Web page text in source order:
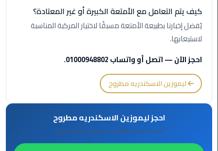
مطار
برج
العرب
الساحل
الشمالي
ليموزين
الفيوم
كيف يتم التعامل مع الأمتعة الكبيرة أو غير المعتادة؟
يُفضل إخبارنا بطبيعة الأمتعة مسبقًا لاختيار المركبة المناسبة
لاستيعابها.
احجز الآن — اتصل أو واتساب 01000948802.
ليموزين الاسكندريه مطروح
احجز ليموزين الاسكندريه مطروح
أسعار ثابتة، سائقون محترفون، تأكيد فوري